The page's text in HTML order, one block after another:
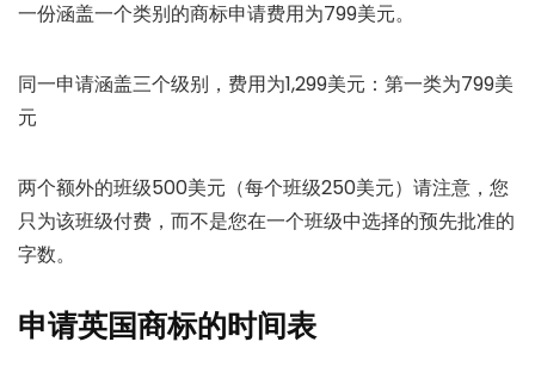
一份涵盖一个类别的商标申请费用为799美元。
同一申请涵盖三个级别，费用为1,299美元：第一类为799美
元
两个额外的班级500美元（每个班级250美元）请注意，您
只为该班级付费，而不是您在一个班级中选择的预先批准的
字数。
申请英国商标的时间表